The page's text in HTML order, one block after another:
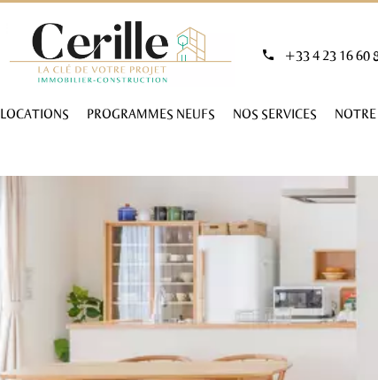
+33 4 23 16 60
LOCATIONS PROGRAMMES NEUFS NOS SERVICES